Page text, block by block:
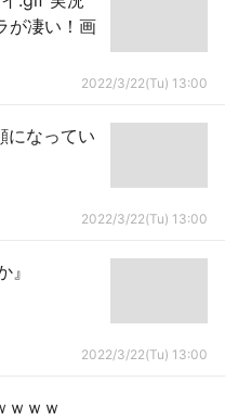
が凄い！画
2022/3/22(Tu) 13:00
になってい
2022/3/22(Tu) 13:00
』
2022/3/22(Tu) 13:00
ｗｗｗ